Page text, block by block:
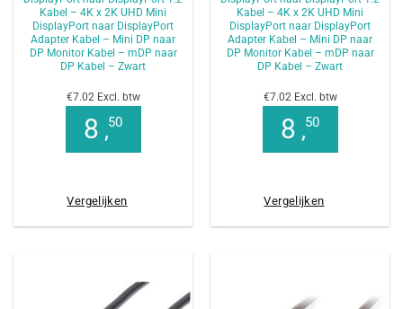
Kabel – 4K x 2K UHD Mini
DisplayPort naar DisplayPort
Adapter Kabel – Mini DP naar
DP Monitor Kabel – mDP naar
DP Kabel – Zwart
€7.02 Excl. btw
8 ,50
Vergelijken
Kabel – 4K x 2K UHD Mini
DisplayPort naar DisplayPort
Adapter Kabel – Mini DP naar
DP Monitor Kabel – mDP naar
DP Kabel – Zwart
€7.02 Excl. btw
8 ,50
Vergelijken